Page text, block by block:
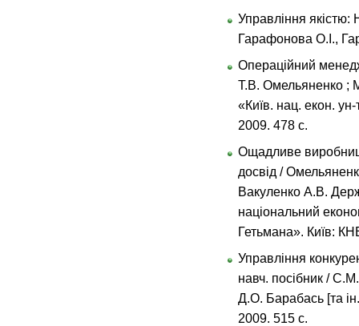
Управління якістю:
Гарафонова О.І.,
Операційний
Т.В. Омельяненко ;
«Київ. нац. екон.
2009. 478 с.
Ощадливе
досвід /
Вакуленко А.В.
національний
Гетьмана». Київ:
Управління
навч. посібник /
Д.О. Барабась [та
2009. 515 с.